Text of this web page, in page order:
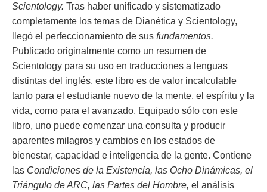
Scientology. Tras haber unificado y sistematizado
completamente los temas de Dianética y Scientology,
llegó el perfeccionamiento de sus fundamentos.
Publicado originalmente como un resumen de
Scientology para su uso en traducciones a lenguas
distintas del inglés, este libro es de valor incalculable
tanto para el estudiante nuevo de la mente, el espíritu y la
vida, como para el avanzado. Equipado sólo con este
libro, uno puede comenzar una consulta y producir
aparentes milagros y cambios en los estados de
bienestar, capacidad e inteligencia de la gente. Contiene
las Condiciones de la Existencia, las Ocho Dinámicas, el
Triángulo de ARC, las Partes del Hombre, el análisis